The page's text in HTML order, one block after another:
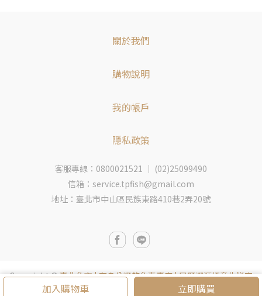
加入購物車 立即購買
關於我們
購物說明
我的帳戶
隱私政策
客服專線：0800021521 ｜ (02)25099490
信箱：service.tpfish@gmail.com
地址：臺北市中山區民族東路410巷2弄20號
Copyright ©臺北魚市 | 有身分證的魚專賣店 | 履歷溯源標章生鮮宅
配All Rights Reserved. CYBERBIZ